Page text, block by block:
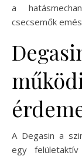
a
csecsemők
A Degasin a
egy